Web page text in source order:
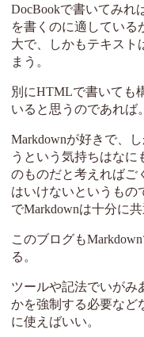
DocBookで書いてみれ
を書くのに適している
大で、しかもテキスト
まう。
別にHTMLで書いても
いると思うのであれば。
Markdownが好きで、
うという気持ちはなに
のものだと考えればご
はいけないというもの
でMarkdownは十分に
このブログも
る。
ツールや記法でいがみ
かを強制する必要など
に使えばいい。